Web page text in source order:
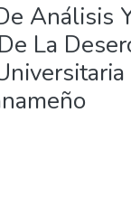
Análisis
La